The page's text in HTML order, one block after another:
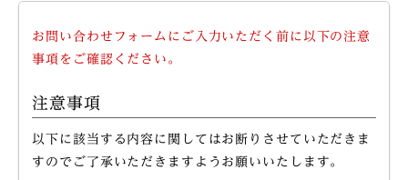
お問い合わせフォームにご入力いただく前に以下の注意
事項をご確認ください。
注意事項
以下に該当する内容に関してはお断りさせていただきま
すのでご了承いただきますようお願いいたします。